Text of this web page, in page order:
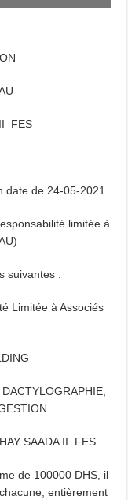
FES
date de 24-05-2021
limitée à
suivantes :
Limitée à Associés
SAADA II FES
de 100000 DHS, il
entièrement